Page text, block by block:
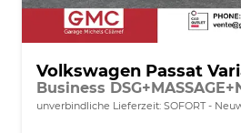
Volkswagen Passat
unverbindliche Lieferzeit: SOFORT